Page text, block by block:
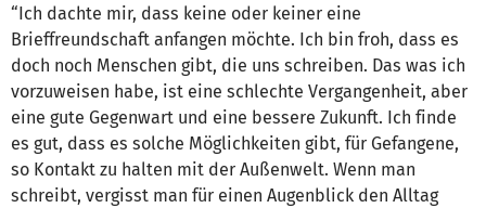
“Ich dachte mir, dass keine oder keiner eine
Brieffreundschaft anfangen möchte. Ich bin froh, dass es
doch noch Menschen gibt, die uns schreiben. Das was ich
vorzuweisen habe, ist eine schlechte Vergangenheit, aber
eine gute Gegenwart und eine bessere Zukunft. Ich finde
es gut, dass es solche Möglichkeiten gibt, für Gefangene,
so Kontakt zu halten mit der Außenwelt. Wenn man
schreibt, vergisst man für einen Augenblick den Alltag